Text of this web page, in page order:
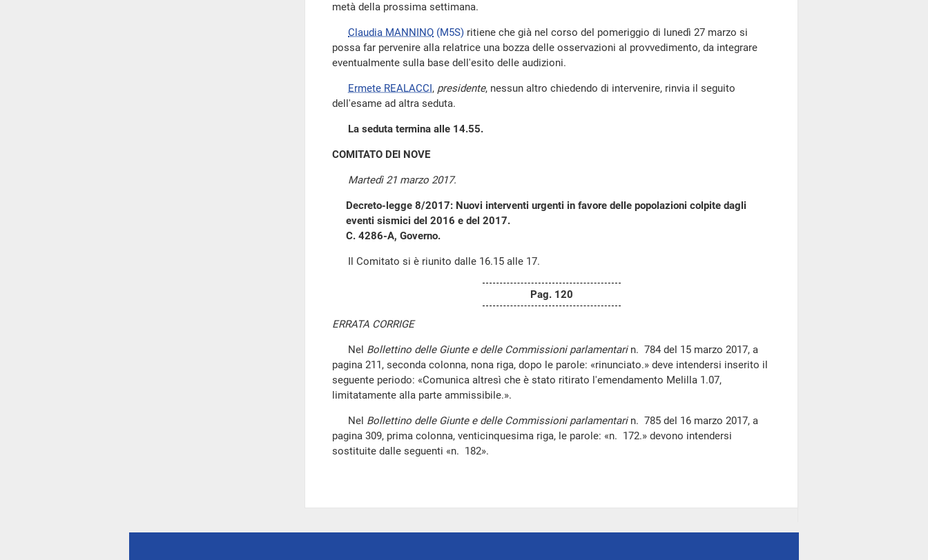
metà della prossima settimana.
Claudia MANNINO (M5S) ritiene che già nel corso del pomeriggio di lunedì 27 marzo si
possa far pervenire alla relatrice una bozza delle osservazioni al provvedimento, da integrare
eventualmente sulla base dell'esito delle audizioni.
Ermete REALACCI, presidente, nessun altro chiedendo di intervenire, rinvia il seguito
dell'esame ad altra seduta.
La seduta termina alle 14.55.
COMITATO DEI NOVE
Martedì 21 marzo 2017.
Decreto-legge 8/2017: Nuovi interventi urgenti in favore delle popolazioni colpite dagli
eventi sismici del 2016 e del 2017.
C. 4286-A, Governo.
Il Comitato si è riunito dalle 16.15 alle 17.
Pag. 120
ERRATA CORRIGE
Nel Bollettino delle Giunte e delle Commissioni parlamentarin. 784 del 15 marzo 2017, a
pagina 211, seconda colonna, nona riga, dopo le parole: «rinunciato.» deve intendersi inserito il
seguente periodo: «Comunica altresì che è stato ritirato l'emendamento Melilla 1.07,
limitatamente alla parte ammissibile.».
Nel Bollettino delle Giunte e delle Commissioni parlamentarin. 785 del 16 marzo 2017, a
pagina 309, prima colonna, venticinquesima riga, le parole: «n. 172.» devono intendersi
sostituite dalle seguenti «n. 182».